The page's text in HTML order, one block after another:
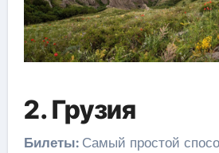
2. Грузия
Билеты: Самый простой